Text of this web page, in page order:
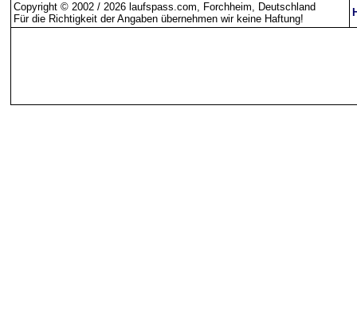
Copyright © 2002 / 2026 laufspass.com, Forchheim, Deutschland
Für die Richtigkeit der Angaben übernehmen wir keine Haftung!